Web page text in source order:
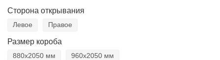
Сторона открывания
Левое Правое
Размер короба
880х2050 мм 960х2050 мм